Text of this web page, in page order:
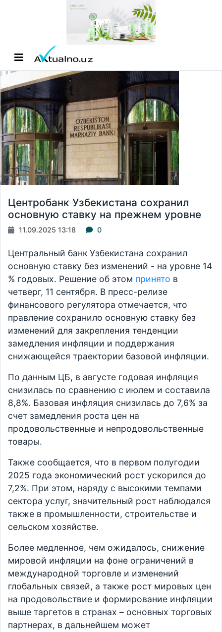
Центробанк Узбекистана сохранил
основную ставку на прежнем уровне
11.09.2025 13:18 0
Центральный банк Узбекистана сохранил
основную ставку без изменений - на уровне 14
% годовых. Решение об этом принято в
четверг, 11 сентября. В пресс-релизе
финансового регулятора отмечается, что
правление сохранило основную ставку без
изменений для закрепления тенденции
замедления инфляции и поддержания
снижающейся траектории базовой инфляции.
По данным ЦБ, в августе годовая инфляция
снизилась по сравнению с июлем и составила
8,8%. Базовая инфляция снизилась до 7,6% за
счет замедления роста цен на
продовольственные и непродовольственные
товары.
Также сообщается, что в первом полугодии
2025 года экономический рост ускорился до
7,2%. При этом, наряду с высокими темпами
сектора услуг, значительный рост наблюдался
также в промышленности, строительстве и
сельском хозяйстве.
Более медленное, чем ожидалось, снижение
мировой инфляции на фоне ограничений в
международной торговле и изменений
глобальных связей, а также рост мировых цен
на продовольствие и формирование инфляции
выше таргетов в странах – основных торговых
партнерах, в дальнейшем может